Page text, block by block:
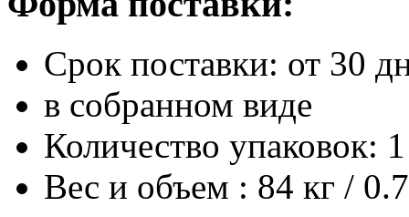
Срок поставки: от 30
в собранном виде
Количество упаковок: 1
Вес и объем : 84 кг /